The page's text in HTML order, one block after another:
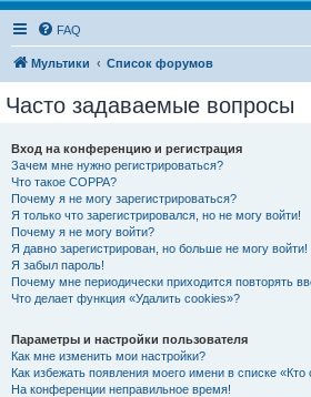
FAQ
Мультики Список форумов
Часто задаваемые вопросы
Вход на конференцию и регистрация
Зачем мне нужно регистрироваться?
Что такое COPPA?
Почему я не могу зарегистрироваться?
Я только что зарегистрировался, но не могу войти!
Почему я не могу войти?
Я давно зарегистрирован, но больше не могу войти!
Я забыл пароль!
Почему мне периодически приходится повторять
Что делает функция «Удалить cookies»?
Параметры и настройки пользователя
Как мне изменить мои настройки?
Как избежать появления моего имени в списке
На конференции неправильное время!